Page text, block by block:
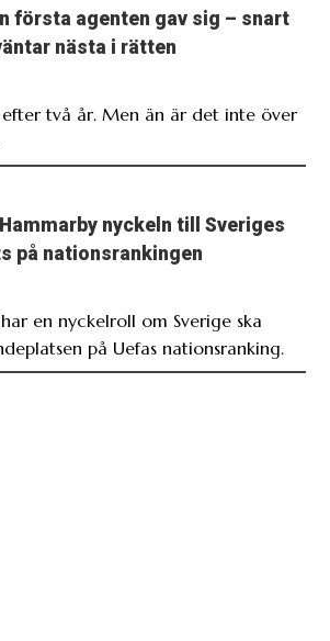
första agenten gav sig – snart
nästa i rätten
efter två år. Men än är det inte över
nyckeln till Sveriges
på nationsrankingen
har en nyckelroll om Sverige ska
på Uefas nationsranking.